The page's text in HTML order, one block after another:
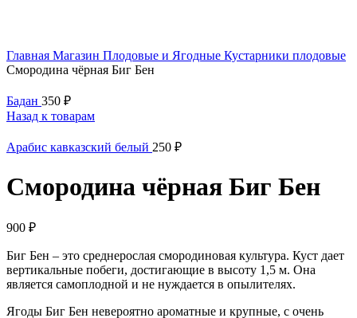
Главная Магазин Плодовые и Ягодные Кустарники плодовые
Смородина чёрная Биг Бен
Бадан 350 ₽
Назад к товарам
Арабис кавказский белый 250 ₽
Смородина чёрная Биг Бен
900 ₽
Биг Бен – это среднерослая смородиновая культура. Куст дает
вертикальные побеги, достигающие в высоту 1,5 м. Она
является самоплодной и не нуждается в опылителях.
Ягоды Биг Бен невероятно ароматные и крупные, с очень